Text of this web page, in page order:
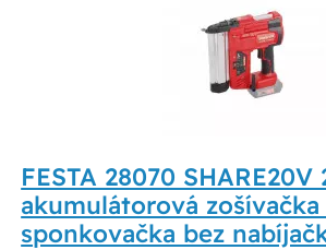
FESTA 28070 SHARE20V
akumulátorová zošívačka
sponkovačka bez